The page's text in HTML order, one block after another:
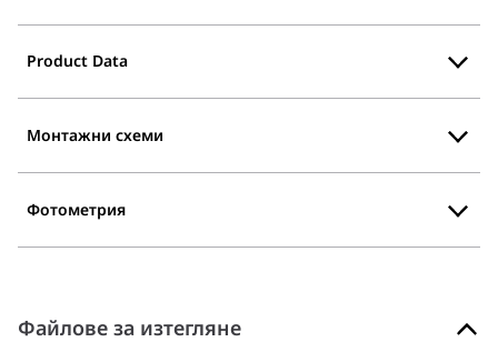
Product Data
Монтажни схеми
Фотометрия
Файлове за изтегляне